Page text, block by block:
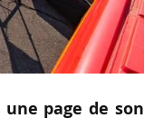
page de son